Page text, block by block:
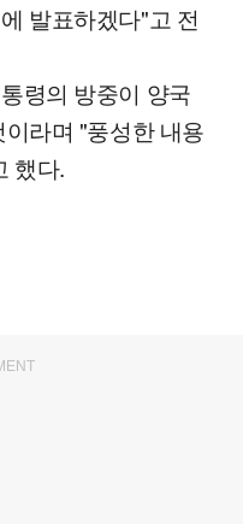
발표하겠다"고 전
령의 방중이 양국
라며 "풍성한 내용
했다.